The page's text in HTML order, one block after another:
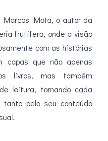
Marcos Mota, o autor da
frutífera, onde a visão
com as histórias
capas que não apenas
livros, mas também
leitura, tornando cada
pelo seu conteúdo